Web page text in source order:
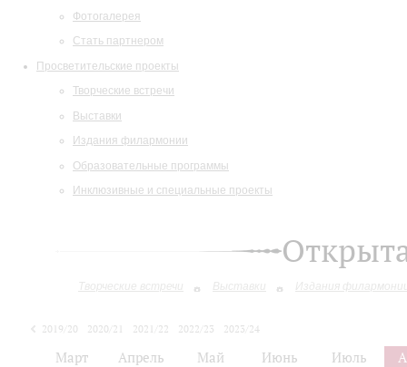
Фотогалерея
Стать партнером
Просветительские проекты
Творческие встречи
Выставки
Издания филармонии
Образовательные программы
Инклюзивные и специальные проекты
Творческие встречи Выставки Издания
2019/20 2020/21 2021/22 2022/23
2023/24
Март Апрель Май Июнь Июль